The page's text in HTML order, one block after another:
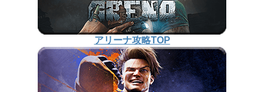
アリーナ攻略TOP